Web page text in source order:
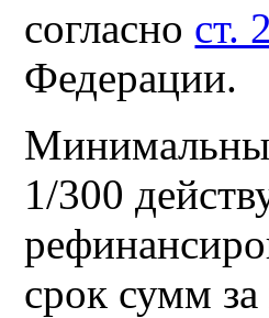
согласно ст.
Федерации.
1/300
срок сумм